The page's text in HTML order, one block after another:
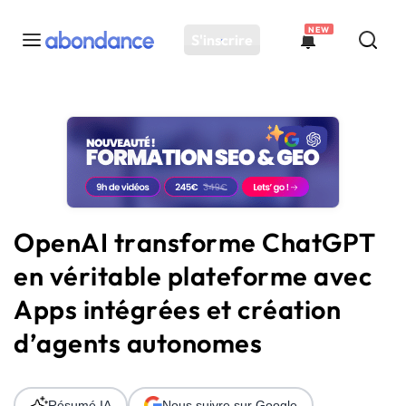
S'inscrire
NEW
Toutes les actus
Actus SEO
Plateforme
Solutions
Ressources
Audit SEO
OpenAI transforme ChatGPT
en véritable plateforme avec
Apps intégrées et création
d’agents autonomes